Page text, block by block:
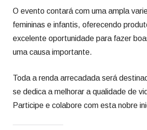
O evento contará com uma ampla
femininas e infantis, oferecendo
excelente oportunidade para fazer
uma causa importante.
Toda a renda arrecadada será
se dedica a melhorar a qualidade de
Participe e colabore com esta nobre